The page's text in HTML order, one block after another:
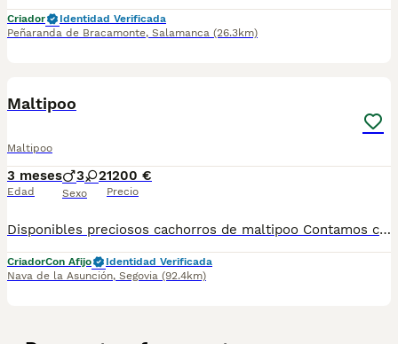
Criador
Identidad Verificada
Peñaranda de Bracamonte, Salamanca (26.3km)
Maltipoo
Maltipoo
3 meses
Edad
3 2
Sexo
1200 €
Precio
Disponibles preciosos cachorros de maltipoo Contamos con hembras y machos. Somos un criadero familiar y te ofrecemos la posibilidad de venir a conocer a los cachorros en persona o mediante videollamada. Entregamos a los cachorros con todo en regla: • Vacunas correspondientes a su edad • Desparasitación interna y externa • Cartilla sanitaria • Revisión veterinaria • Pasaporte • Microchip • Contrato de adopción con garantías Realizamos entregas en toda la península, incluyendo: Galicia, Cantabria, País Vasco, Barcelona, Zaragoza, Huesca, Valencia, Castilla-La Mancha, Castilla y León, , Murcia y Andalucía. Para cualquier consulta o para recibir fotos y vídeos de los cachorros, no dudes en contactarnos. También puedes ver más en nuestro perfil: [@cachorrospippiespremium]. 📞 Teléfono y WhatsApp: 663 736 099 Atendemos de lunes a domingo. Preguntar por Carla. ¡Estaremos encantados de ayudarte!
CriadorCon Afijo
Identidad Verificada
Nava de la Asunción, Segovia (92.4km)